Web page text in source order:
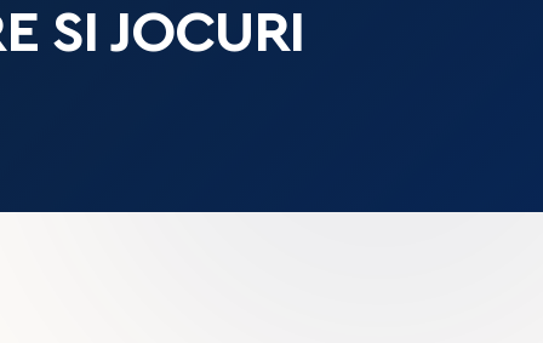
SI JOCURI